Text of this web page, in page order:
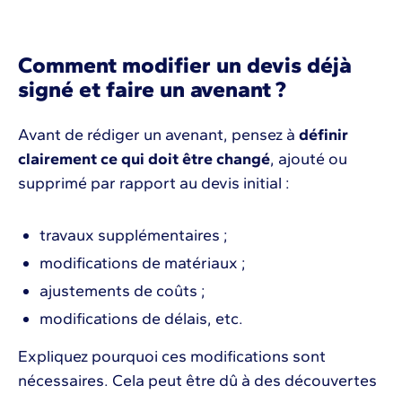
Comment modifier un devis déjà
signé et faire un avenant ?
Avant de rédiger un avenant, pensez à définir
clairement ce qui doit être changé, ajouté ou
supprimé par rapport au devis initial :
travaux supplémentaires ;
modifications de matériaux ;
ajustements de coûts ;
modifications de délais, etc.
Expliquez pourquoi ces modifications sont
nécessaires. Cela peut être dû à des découvertes